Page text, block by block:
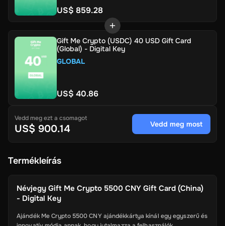
US$ 859.28
Gift Me Crypto (USDC) 40 USD Gift Card
(Global) - Digital Key
GLOBAL
US$ 40.86
Vedd meg ezt a csomagot
US$ 900.14 Vedd meg most
Termékleírás
Névjegy Gift Me Crypto 5500 CNY Gift Card (China)
- Digital Key
Ajándék Me Crypto 5500 CNY ajándékkártya kínál egy egyszerű és